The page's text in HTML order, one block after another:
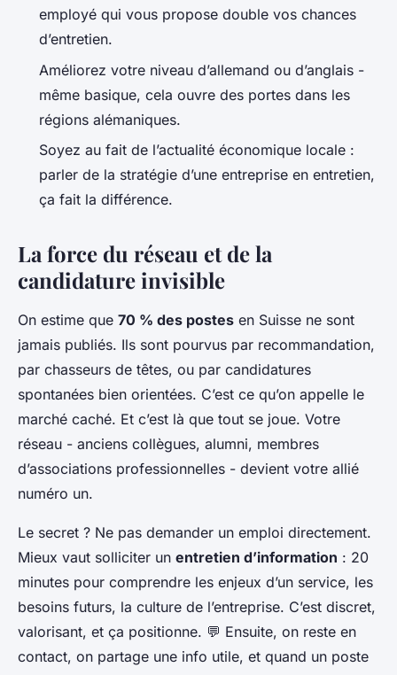
employé qui vous propose double vos chances
d’entretien.
Améliorez votre niveau d’allemand ou d’anglais -
même basique, cela ouvre des portes dans les
régions alémaniques.
Soyez au fait de l’actualité économique locale :
parler de la stratégie d’une entreprise en entretien,
ça fait la différence.
La force du réseau et de la
candidature invisible
On estime que 70 % des postes en Suisse ne sont
jamais publiés. Ils sont pourvus par recommandation,
par chasseurs de têtes, ou par candidatures
spontanées bien orientées. C’est ce qu’on appelle le
marché caché. Et c’est là que tout se joue. Votre
réseau - anciens collègues, alumni, membres
d’associations professionnelles - devient votre allié
numéro un.
Le secret ? Ne pas demander un emploi directement.
Mieux vaut solliciter un entretien d’information : 20
minutes pour comprendre les enjeux d’un service, les
besoins futurs, la culture de l’entreprise. C’est discret,
valorisant, et ça positionne. 💬 Ensuite, on reste en
contact, on partage une info utile, et quand un poste